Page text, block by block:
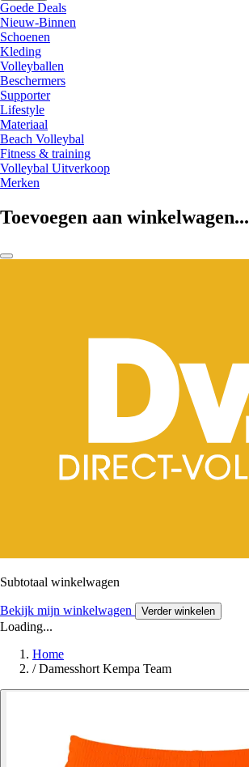
Goede Deals
Nieuw-Binnen
Schoenen
Kleding
Volleyballen
Beschermers
Supporter
Lifestyle
Materiaal
Beach Volleybal
Fitness & training
Volleybal Uitverkoop
Merken
Toevoegen aan winkelwagen...
Subtotaal winkelwagen
Bekijk mijn winkelwagen Verder winkelen
Loading...
Home
/ Damesshort Kempa Team